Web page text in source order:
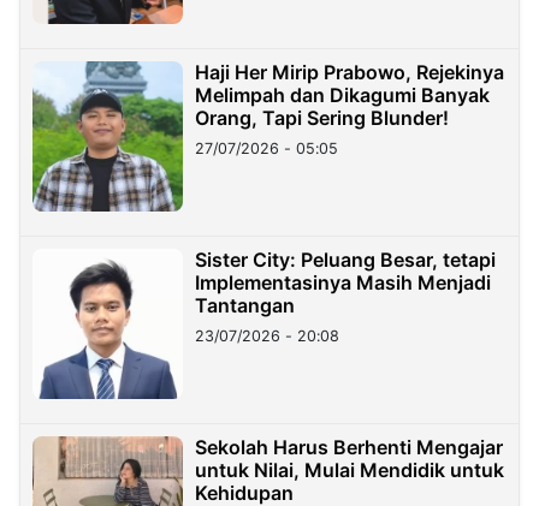
Haji Her Mirip Prabowo, Rejekinya
Melimpah dan Dikagumi Banyak
Orang, Tapi Sering Blunder!
27/07/2026 - 05:05
Sister City: Peluang Besar, tetapi
Implementasinya Masih Menjadi
Tantangan
23/07/2026 - 20:08
Sekolah Harus Berhenti Mengajar
untuk Nilai, Mulai Mendidik untuk
Kehidupan